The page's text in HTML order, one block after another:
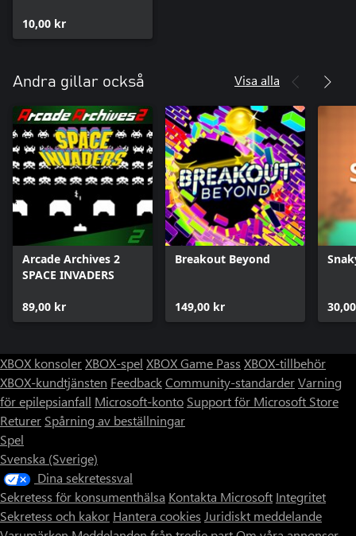
10,00 kr
Andra gillar också Visa alla
Arcade Archives 2
SPACE INVADERS
89,00 kr
Breakout Beyond
149,00 kr
XBOX konsolerXBOX-spel XBOX Game Pass XBOX-tillbehör
XBOX-kundtjänsten FeedbackCommunity-standarderVarning
för epilepsianfall Microsoft-konto Support för Microsoft Store
Returer Spårning av beställningar
Spel
Svenska (Sverige)
Dina sekretessval
Sekretess för konsumenthälsa Kontakta Microsoft Integritet
Sekretess och kakor Hantera cookies Juridiskt meddelande